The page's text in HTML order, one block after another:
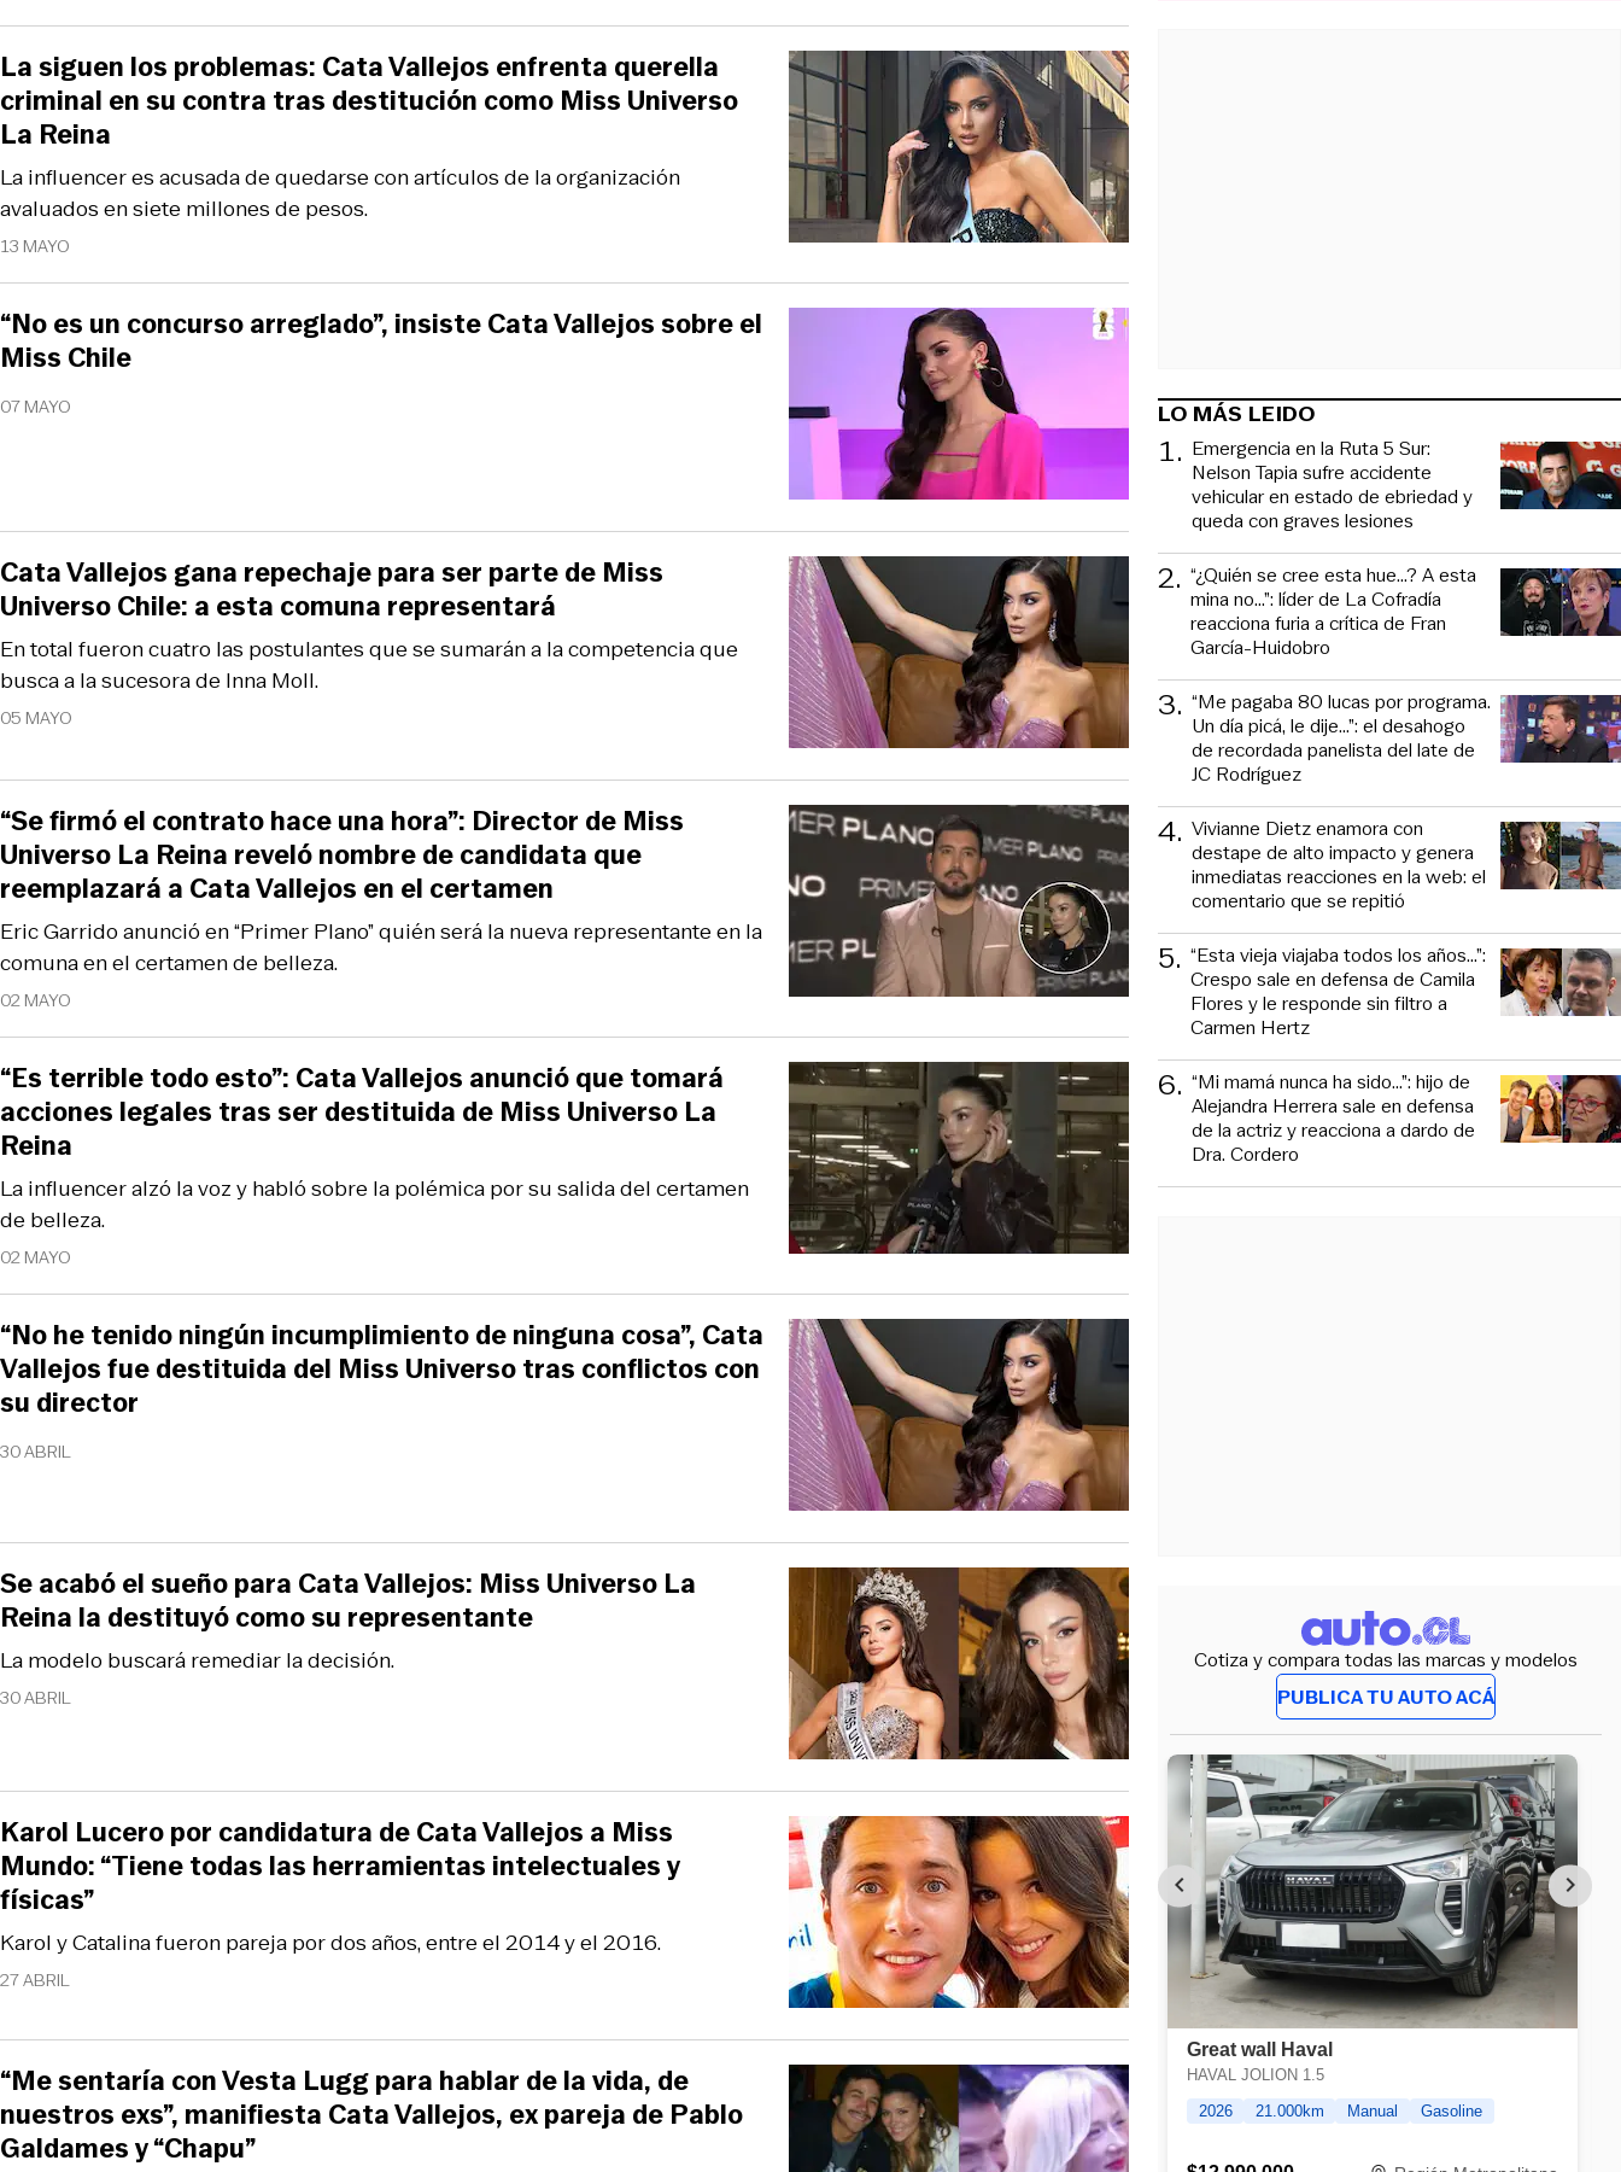
13 MAYO
La influencer es acusada de quedarse con artículos de la organización
avaluados en siete millones de pesos.
La siguen los problemas: Cata Vallejos enfrenta querella
criminal en su contra tras destitución como Miss Universo
La Reina
07 MAYO
“No es un concurso arreglado”, insiste Cata Vallejos sobre el
Miss Chile
05 MAYO
En total fueron cuatro las postulantes que se sumarán a la competencia que
busca a la sucesora de Inna Moll.
Cata Vallejos gana repechaje para ser parte de Miss
Universo Chile: a esta comuna representará
02 MAYO
Eric Garrido anunció en “Primer Plano” quién será la nueva representante en la
comuna en el certamen de belleza.
“Se firmó el contrato hace una hora”: Director de Miss
Universo La Reina reveló nombre de candidata que
reemplazará a Cata Vallejos en el certamen
02 MAYO
La influencer alzó la voz y habló sobre la polémica por su salida del certamen
de belleza.
“Es terrible todo esto”: Cata Vallejos anunció que tomará
acciones legales tras ser destituida de Miss Universo La
Reina
30 ABRIL
“No he tenido ningún incumplimiento de ninguna cosa”, Cata
Vallejos fue destituida del Miss Universo tras conflictos con
su director
30 ABRIL
La modelo buscará remediar la decisión.
Se acabó el sueño para Cata Vallejos: Miss Universo La
Reina la destituyó como su representante
27 ABRIL
Karol y Catalina fueron pareja por dos años, entre el 2014 y el 2016.
Karol Lucero por candidatura de Cata Vallejos a Miss
Mundo: “Tiene todas las herramientas intelectuales y
físicas”
“Me sentaría con Vesta Lugg para hablar de la vida, de
nuestros exs”, manifiesta Cata Vallejos, ex pareja de Pablo
Galdames y “Chapu”
LO MÁS LEIDO
1. Emergencia en la Ruta 5 Sur:
Nelson Tapia sufre accidente
vehicular en estado de ebriedad y
queda con graves lesiones
2. “¿Quién se cree esta hue...? A esta
mina no...”: líder de La Cofradía
reacciona furia a crítica de Fran
García-Huidobro
3. “Me pagaba 80 lucas por programa.
Un día picá, le dije...”: el desahogo
de recordada panelista del late de
JC Rodríguez
4. Vivianne Dietz enamora con
destape de alto impacto y genera
inmediatas reacciones en la web: el
comentario que se repitió
5. “Esta vieja viajaba todos los años...”:
Crespo sale en defensa de Camila
Flores y le responde sin filtro a
Carmen Hertz
6. “Mi mamá nunca ha sido...”: hijo de
Alejandra Herrera sale en defensa
de la actriz y reacciona a dardo de
Dra. Cordero
Cotiza y compara todas las marcas y modelos
PUBLICA TU AUTO ACÁ